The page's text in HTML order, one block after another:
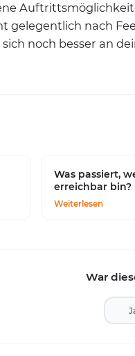
gelegentlich nach
noch besser an
Was passiert,
erreichbar bin?
Weiterlesen
War